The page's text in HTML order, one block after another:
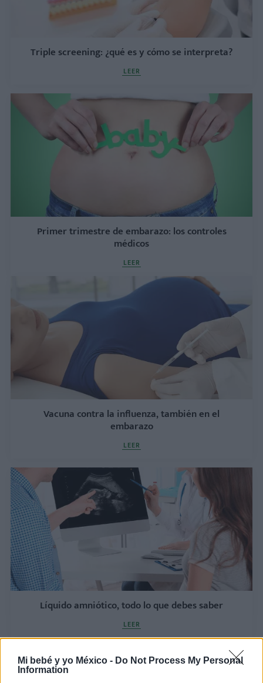
Mi bebé y yo México - Do Not Process My Personal
Information
Triple screening: ¿qué es y cómo se interpreta?
LEER
Primer trimestre de embarazo: los controles
médicos
LEER
Vacuna contra la influenza, también en el
embarazo
LEER
Líquido amniótico, todo lo que debes saber
LEER